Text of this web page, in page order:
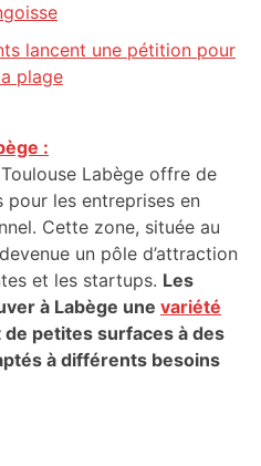
lancent une pétition pour
plage
:
Labège offre de
les entreprises en
Cette zone, située au
un pôle d’attraction
et les startups. Les
à Labège une variété
de petites surfaces à des
à différents besoins